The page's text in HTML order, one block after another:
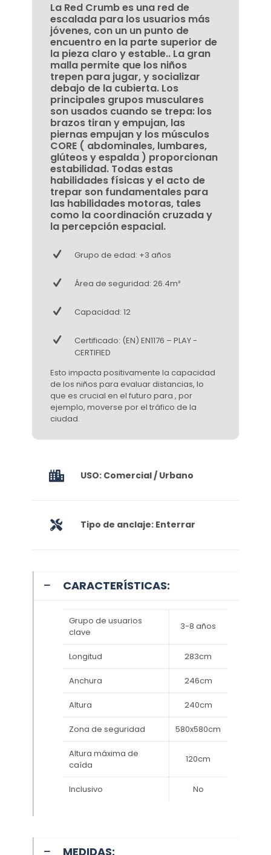
La Red Crumb es una red de
escalada para los usuarios más
jóvenes, con un un punto de
encuentro en la parte superior de
la pieza claro y estable.. La gran
malla permite que los niños
trepen para jugar, y socializar
debajo de la cubierta. Los
principales grupos musculares
son usados cuando se trepa: los
brazos tiran y empujan, las
piernas empujan y los músculos
CORE ( abdominales, lumbares,
glúteos y espalda ) proporcionan
estabilidad. Todas estas
habilidades físicas y el acto de
trepar son fundamentales para
las habilidades motoras, tales
como la coordinación cruzada y
la percepción espacial.
Grupo de edad: +3 años
Área de seguridad: 26.4m²
Capacidad: 12
Certificado: (EN) EN1176 – PLAY -
CERTIFIED
Esto impacta positivamente la capacidad
de los niños para evaluar distancias, lo
que es crucial en el futuro para , por
ejemplo, moverse por el tráfico de la
ciudad.
USO: Comercial / Urbano
Tipo de anclaje: Enterrar
CARACTERÍSTICAS:
Grupo de usuarios
clave
3-8 años
Longitud 283cm
Anchura 246cm
Altura 240cm
Zona de seguridad 580x580cm
Altura máxima de
caída
120cm
Inclusivo No
MEDIDAS: